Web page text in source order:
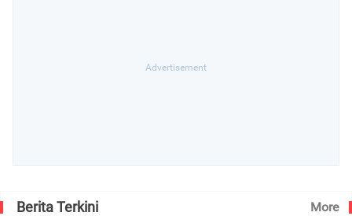
Berita Terkini More